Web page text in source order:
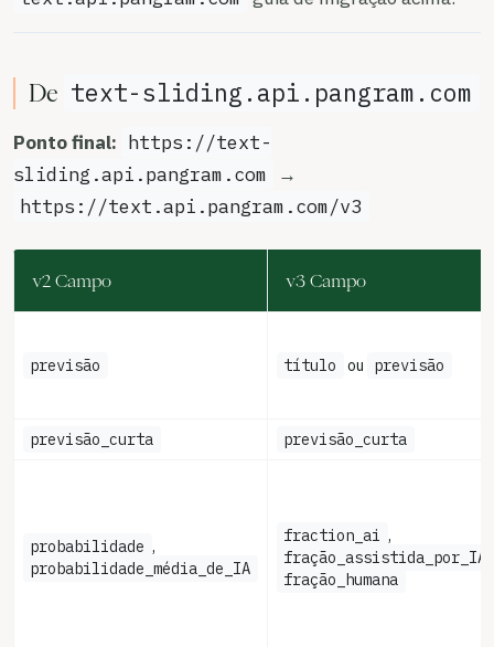
De text-sliding.api.pangram.com
Ponto final: https://text-
sliding.api.pangram.com
→
https://text.api.pangram.com/v3
v2 Campo v3 Campo
previsão título ou previsão
previsão_curta previsão_curta
probabilidade ,
probabilidade_média_de_IA
fraction_ai ,
fração_assistida_por_IA
fração_humana